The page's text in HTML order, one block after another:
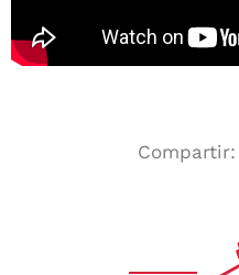
Compartir: